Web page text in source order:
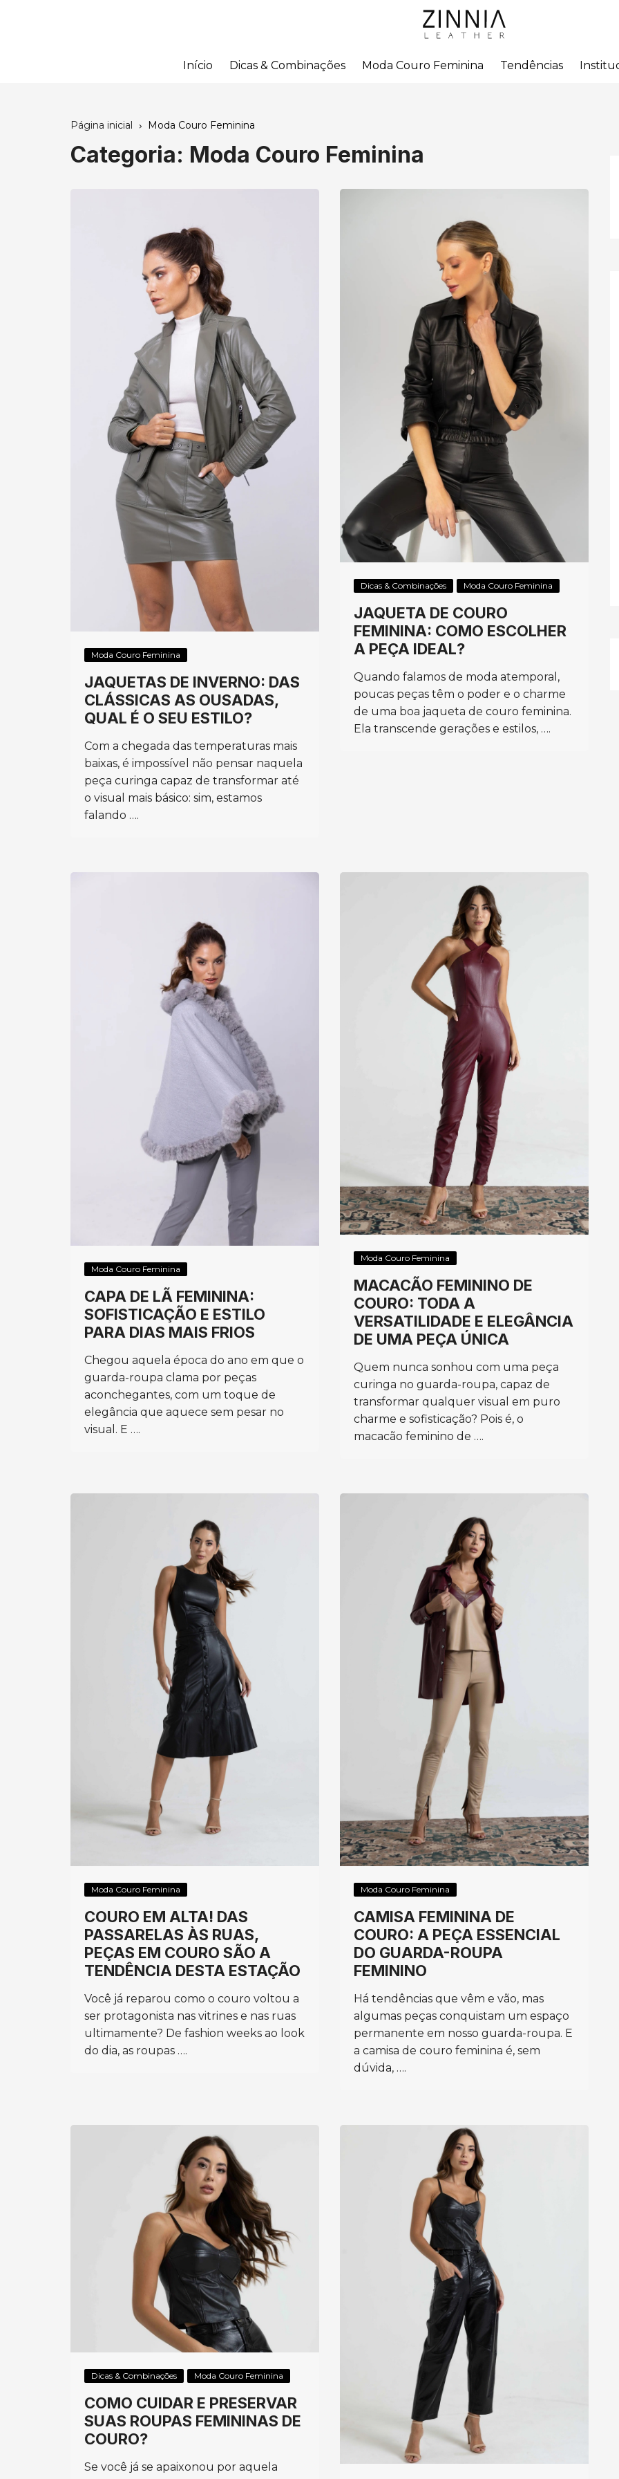
Início Dicas & Combinações Moda Couro Feminina Tendências
Página inicial Moda Couro Feminina
Categoria: Moda Couro Feminina
Moda Couro Feminina
JAQUETAS DE INVERNO: DAS
CLÁSSICAS AS OUSADAS,
QUAL É O SEU ESTILO?
Com a chegada das temperaturas mais
baixas, é impossível não pensar naquela
peça curinga capaz de transformar até
o visual mais básico: sim, estamos
falando ….
Dicas & Combinações Moda Couro Feminina
JAQUETA DE COURO
FEMININA: COMO ESCOLHER
A PEÇA IDEAL?
Quando falamos de moda atemporal,
poucas peças têm o poder e o charme
de uma boa jaqueta de couro feminina.
Ela transcende gerações e estilos, ….
Moda Couro Feminina
CAPA DE LÃ FEMININA:
SOFISTICAÇÃO E ESTILO
PARA DIAS MAIS FRIOS
Chegou aquela época do ano em que o
guarda-roupa clama por peças
aconchegantes, com um toque de
elegância que aquece sem pesar no
visual. E ….
Moda Couro Feminina
MACACÃO FEMININO DE
COURO: TODA A
VERSATILIDADE E ELEGÂNCIA
DE UMA PEÇA ÚNICA
Quem nunca sonhou com uma peça
curinga no guarda-roupa, capaz de
transformar qualquer visual em puro
charme e sofisticação? Pois é, o
macacão feminino de ….
Moda Couro Feminina
COURO EM ALTA! DAS
PASSARELAS ÀS RUAS,
PEÇAS EM COURO SÃO A
TENDÊNCIA DESTA ESTAÇÃO
Você já reparou como o couro voltou a
ser protagonista nas vitrines e nas ruas
ultimamente? De fashion weeks ao look
do dia, as roupas ….
Moda Couro Feminina
CAMISA FEMININA DE
COURO: A PEÇA ESSENCIAL
DO GUARDA-ROUPA
FEMININO
Há tendências que vêm e vão, mas
algumas peças conquistam um espaço
permanente em nosso guarda-roupa. E
a camisa de couro feminina é, sem
dúvida, ….
Dicas & Combinações Moda Couro Feminina
COMO CUIDAR E PRESERVAR
SUAS ROUPAS FEMININAS DE
COURO?
Se você já se apaixonou por aquela